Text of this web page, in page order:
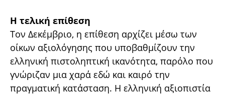
Η τελική επίθεση
Τον Δεκέμβριο, η επίθεση αρχίζει μέσω των
οίκων αξιολόγησης που υποβαθμίζουν την
ελληνική πιστοληπτική ικανότητα, παρόλο που
γνώριζαν μια χαρά εδώ και καιρό την
πραγματική κατάσταση. Η ελληνική αξιοπιστία